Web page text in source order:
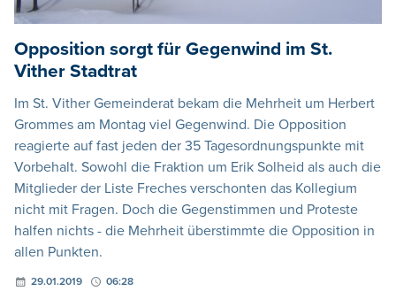
Opposition sorgt für Gegenwind im St.
Vither Stadtrat
Im St. Vither Gemeinderat bekam die Mehrheit um Herbert
Grommes am Montag viel Gegenwind. Die Opposition
reagierte auf fast jeden der 35 Tagesordnungspunkte mit
Vorbehalt. Sowohl die Fraktion um Erik Solheid als auch die
Mitglieder der Liste Freches verschonten das Kollegium
nicht mit Fragen. Doch die Gegenstimmen und Proteste
halfen nichts - die Mehrheit überstimmte die Opposition in
allen Punkten.
29.01.2019 06:28